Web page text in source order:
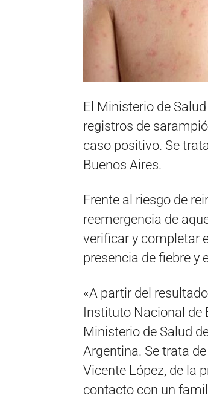
El Ministerio de
registros de
caso positivo. Se
Buenos Aires.
Frente al riesgo de
reemergencia de
verificar y completar
presencia de fiebre y
«A partir del
Instituto Nacional de
Ministerio de Salud
Argentina. Se trata
Vicente López, de la
contacto con un